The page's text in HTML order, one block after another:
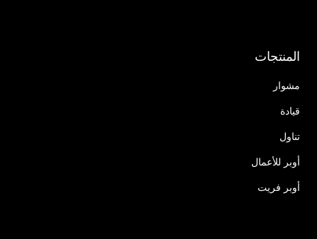
المنتجات
مشوار
قيادة
تناول
أوبر للأعمال
أوبر فريت